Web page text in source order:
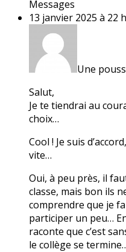
Messages
13 janvier 2025 à 22
Une
Salut,
Je te tiendrai au
choix…
Cool ! Je suis
vite…
Oui, à peu près, il
classe, mais bon ils
comprendre que je
participer un peu…
raconte que c’est
le collège se